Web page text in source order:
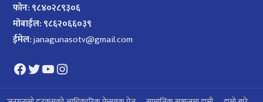
फोन: ९८४०२८९३०६
मोबाईल: ९८६२०६६०३९
ईमेल:janagunasotv@gmail.com
Facebook
Twitter
YouTube
Instagram